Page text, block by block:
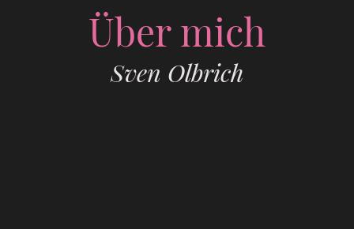
Über mich
Sven Olbrich